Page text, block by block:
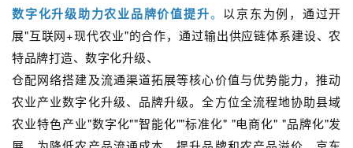
数字化升级助力农业品牌价值提升。 以京东为例，通过开
展"互联网+现代农业"的合作，通过输出供应链体系建设、农
特品牌打造、数字化升级、
仓配网络搭建及流通渠道拓展等核心价值与优势能力，推动
农业产业数字化升级、品牌升级。全方位全流程地协助县域
农业特色产业"数字化""智能化""标准化" "电商化" "品牌化"发